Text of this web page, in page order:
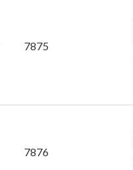
7875
7876